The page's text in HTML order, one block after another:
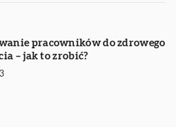
pracowników do zdrowego
– jak to zrobić?